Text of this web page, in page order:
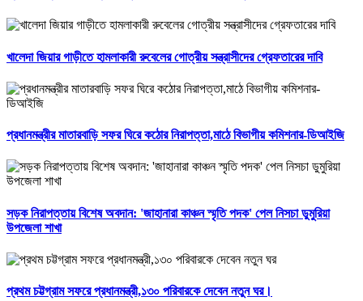
খালেদা জিয়ার গাড়ীতে হামলাকারী রুবেলের গোত্রীয় সন্ত্রাসীদের গ্রেফতারের দাবি
প্রধানমন্ত্রীর মাতারবাড়ি সফর ঘিরে কঠোর নিরাপত্তা,মাঠে বিভাগীয় কমিশনার-ডিআইজি
সড়ক নিরাপত্তায় বিশেষ অবদান: 'জাহানারা কাঞ্চন স্মৃতি পদক' পেল নিসচা ডুমুরিয়া
উপজেলা শাখা
প্রথম চট্টগ্রাম সফরে প্রধানমন্ত্রী,১৩০ পরিবারকে দেবেন নতুন ঘর।